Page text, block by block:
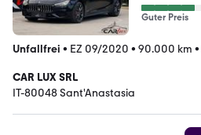
Guter Preis
Unfallfrei • EZ 09/2020 • 90.000 km •
CAR LUX SRL
IT-80048 Sant'Anastasia